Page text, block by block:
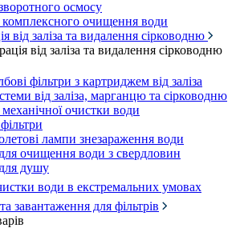
осмосу
очищення води
від заліза та видалення сірководню
від заліза та видалення сірководню
фільтри з картриджем від заліза
від заліза, марганцю та сірководню
очистки води
лампи знезараження води
очищення води з свердловин
душу
води в екстремальних умовах
завантаження для фільтрів